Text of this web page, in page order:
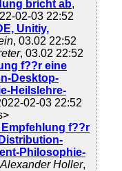
bricht ab,
02-03 22:52
Unitiy,
, 03.02 22:52
, 03.02 22:52
f??r eine
Desktop-
Heilslehre-
02-03 22:52
Empfehlung f??r
Philosophie-
Alexander Holler,